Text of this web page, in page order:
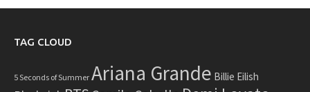
TAG CLOUD
5 Seconds of Summer Ariana Grande Billie Eilish